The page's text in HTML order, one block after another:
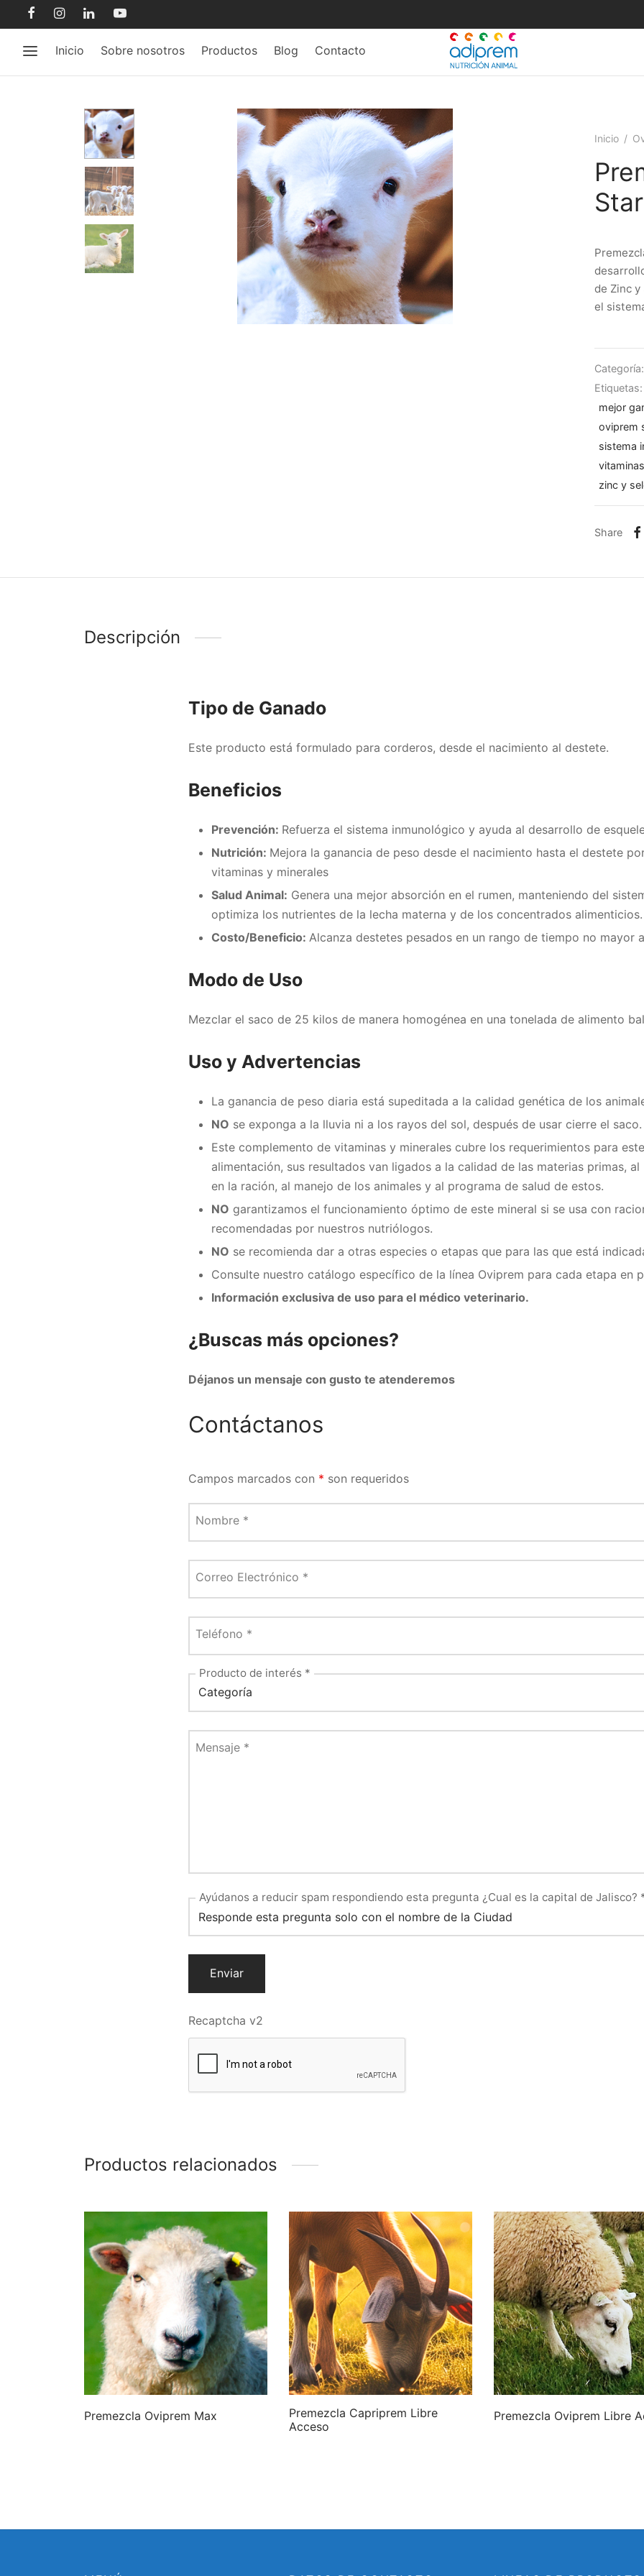
Inicio Sobre nosotros Productos Blog Contacto
Inicio /
de Zinc
el
mejor
oviprem
sistema
zinc y
Share
Descripción
Tipo de Ganado
Este producto está formulado para corderos, desde el nacimiento al destete.
Beneficios
Prevención: Refuerza el sistema inmunológico y ayuda al desarrollo de
Nutrición: Mejora la ganancia de peso desde el nacimiento hasta el destete
vitaminas y minerales
Salud Animal: Genera una mejor absorción en el rumen, manteniendo del
optimiza los nutrientes de la lecha materna y de los concentrados alimenticios.
Costo/Beneficio: Alcanza destetes pesados en un rango de tiempo no mayor
Modo de Uso
Mezclar el saco de 25 kilos de manera homogénea en una tonelada de alimento
Uso y Advertencias
La ganancia de peso diaria está supeditada a la calidad genética de los
NO se exponga a la lluvia ni a los rayos del sol, después de usar cierre el saco.
Este complemento de vitaminas y minerales cubre los requerimientos para
alimentación, sus resultados van ligados a la calidad de las materias primas,
en la ración, al manejo de los animales y al programa de salud de estos.
NO garantizamos el funcionamiento óptimo de este mineral si se usa con
recomendadas por nuestros nutriólogos.
NO se recomienda dar a otras especies o etapas que para las que está
Consulte nuestro catálogo específico de la línea Oviprem para cada etapa en
Información exclusiva de uso para el médico veterinario.
¿Buscas más opciones?
Déjanos un mensaje con gusto te atenderemos
Contáctanos
Campos marcados con * son requeridos
Nombre *
Correo Electrónico *
Teléfono *
Producto de interés *
Mensaje *
Ayúdanos a reducir spam respondiendo esta pregunta ¿Cual es la capital de Jalisco?
Recaptcha v2
Productos relacionados
Premezcla Oviprem Max
Premezcla Capriprem Libre
Acceso
Premezcla Oviprem Libre